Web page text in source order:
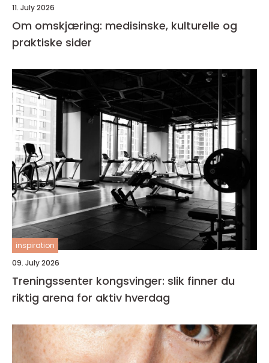
11. July 2026
Om omskjæring: medisinske, kulturelle og
praktiske sider
inspiration
09. July 2026
Treningssenter kongsvinger: slik finner du
riktig arena for aktiv hverdag